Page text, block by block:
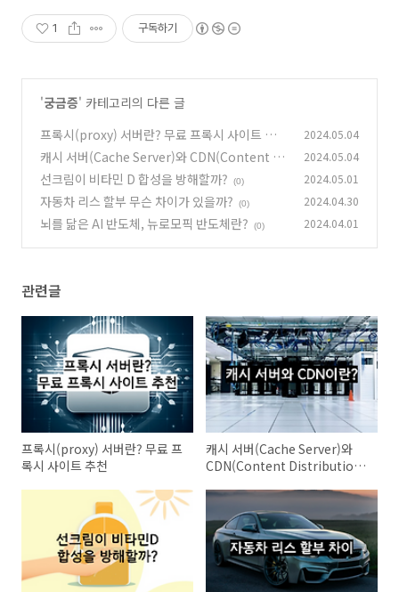
1 구독하기
'궁금증' 카테고리의 다른 글
프록시(proxy) 서버란? 무료 프록시 사이트 추천
(0)
2024.05.04
캐시 서버(Cache Server)와 CDN(Content Di
stribution Networks) (0)
2024.05.04
선크림이 비타민 D 합성을 방해할까? (0) 2024.05.01
자동차 리스 할부 무슨 차이가 있을까? (0) 2024.04.30
뇌를 닮은 AI 반도체, 뉴로모픽 반도체란? (0) 2024.04.01
관련글
프록시(proxy) 서버란? 무료 프
록시 사이트 추천
캐시 서버(Cache Server)와
CDN(Content Distribution